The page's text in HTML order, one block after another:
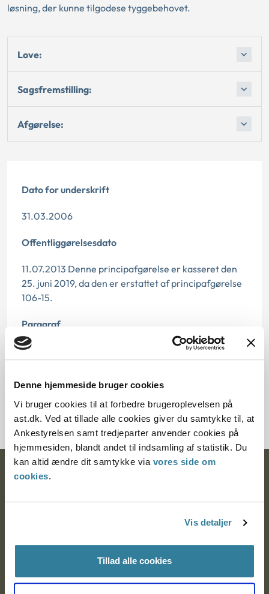
Denne hjemmeside bruger cookies
Vi bruger cookies til at forbedre brugeroplevelsen på
ast.dk. Ved at tillade alle cookies giver du samtykke til, at
Ankestyrelsen samt tredjeparter anvender cookies på
hjemmesiden, blandt andet til indsamling af statistik. Du
kan altid ændre dit samtykke via vores side om
cookies.
Vis detaljer
Tillad alle cookies
løsning, der kunne tilgodese tyggebehovet.
Love:
Sagsfremstilling:
Afgørelse:
Dato for underskrift
31.03.2006
Offentliggørelsesdato
11.07.2013 Denne principafgørelse er kasseret den
25. juni 2019, da den er erstattet af principafgørelse
106-15.
Paragraf
§ 18 § 17
Journalnummer
6000710-05
Ankestyrelsen
Postadresse:
Ankestyrelsen Aalborg